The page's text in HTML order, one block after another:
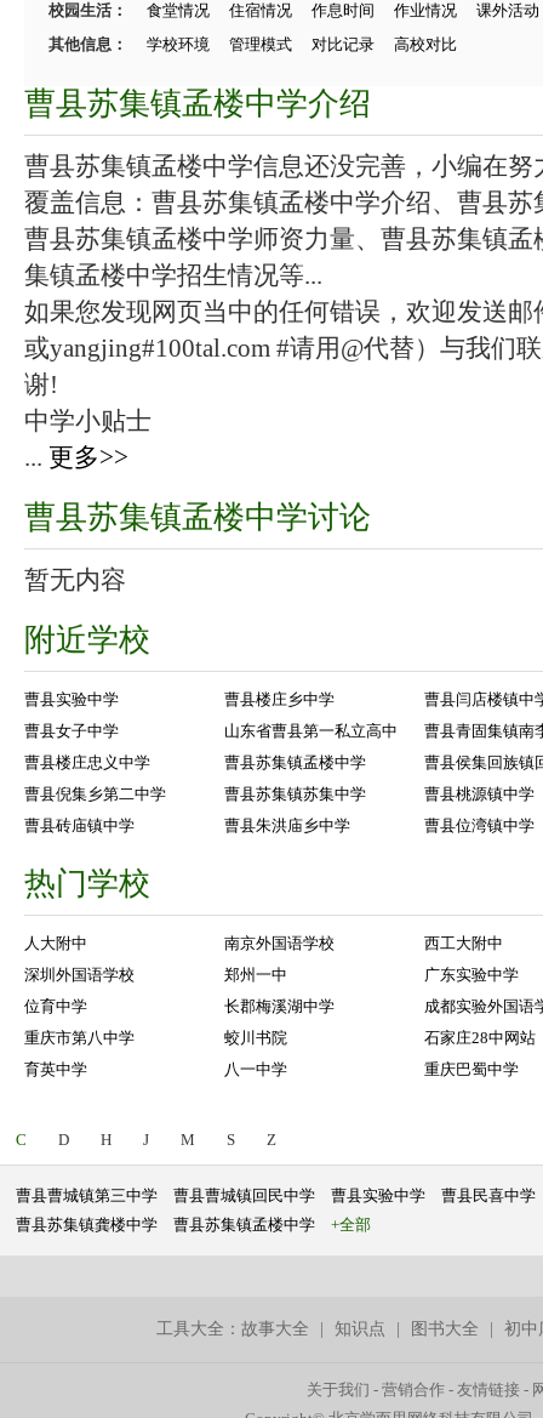
校园生活：
食堂情况 住宿情况 作息时间 作业情况
课外活动
其他信息：
学校环境 管理模式 对比记录 高校对比
曹县苏集镇孟楼中学介绍
曹县苏集镇孟楼中学信息还没完善，小编在努
覆盖信息：曹县苏集镇孟楼中学介绍、曹县
曹县苏集镇孟楼中学师资力量、曹县苏集镇
集镇孟楼中学招生情况等...
如果您发现网页当中的任何错误，欢迎发送邮
或yangjing#100tal.com #请用@代替）与我们
谢!
中学小贴士
... 更多>>
曹县苏集镇孟楼中学讨论
暂无内容
附近学校
曹县实验中学 曹县楼庄乡中学
曹县闫店楼镇中
曹县女子中学
山东省曹县第一私立高中
曹县青固集镇南
曹县楼庄忠义中学
曹县苏集镇孟楼中学
曹县侯集回族镇
曹县倪集乡第二中学
曹县苏集镇苏集中学
曹县桃源镇中学
曹县砖庙镇中学
曹县朱洪庙乡中学 曹县位湾镇中学
热门学校
人大附中 南京外国语学校
西工大附中
深圳外国语学校
郑州一中
广东实验中学
位育中学
长郡梅溪湖中学
成都实验外国语
重庆市第八中学
蛟川书院
石家庄28中网站
育英中学
八一中学 重庆巴蜀中学
C D H J M S Z
曹县曹城镇第三中学 曹县曹城镇回民中学 曹县实验中学
曹县民喜中学
曹县苏集镇龚楼中学
曹县苏集镇孟楼中学 +全部
工具大全：故事大全 |知识点 图书大全 |初中
关于我们 -营销合作 -友情链接 -